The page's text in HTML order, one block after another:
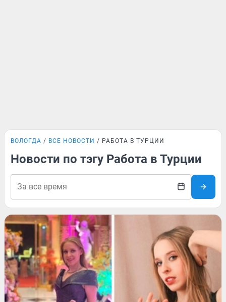
ВОЛОГДА ВСЕ НОВОСТИ РАБОТА В ТУРЦИИ
Новости по тэгу Работа в Турции